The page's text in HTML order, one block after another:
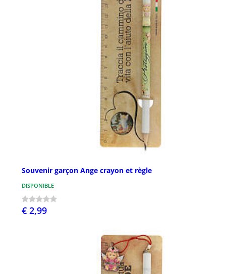
Souvenir garçon Ange crayon et règle
DISPONIBLE
€ 2,99